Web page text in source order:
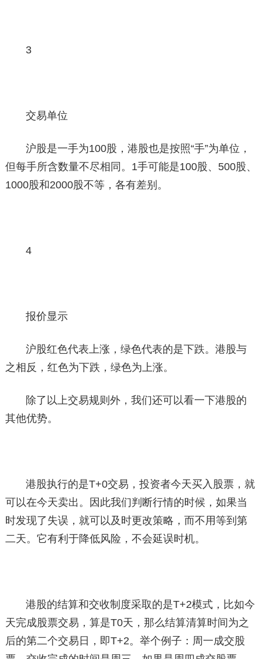
3
交易单位
沪股是一手为100股，港股也是按照“手”为单位，
但每手所含数量不尽相同。1手可能是100股、500股、
1000股和2000股不等，各有差别。
4
报价显示
沪股红色代表上涨，绿色代表的是下跌。港股与
之相反，红色为下跌，绿色为上涨。
除了以上交易规则外，我们还可以看一下港股的
其他优势。
港股执行的是T+0交易，投资者今天买入股票，就
可以在今天卖出。因此我们判断行情的时候，如果当
时发现了失误，就可以及时更改策略，而不用等到第
二天。它有利于降低风险，不会延误时机。
港股的结算和交收制度采取的是T+2模式，比如今
天完成股票交易，算是T0天，那么结算清算时间为之
后的第二个交易日，即T+2。举个例子：周一成交股